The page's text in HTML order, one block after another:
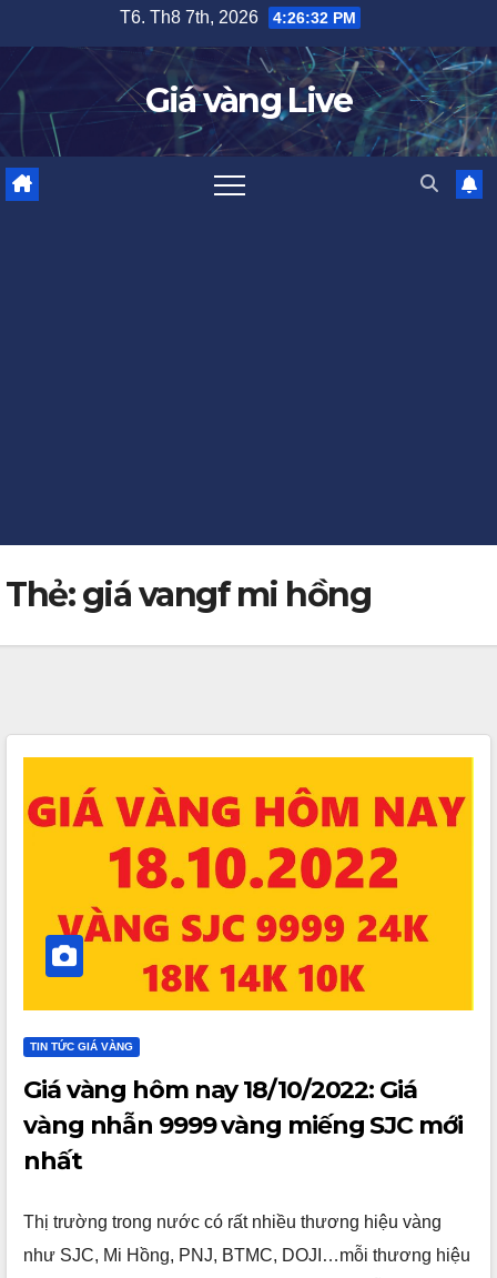
content
T6. Th8 7th, 2026 4:26:33 PM
Giá vàng Live
Thẻ:giá vangf mi hồng
TIN TỨC GIÁ VÀNG
Giá vàng hôm nay 18/10/2022: Giá
vàng nhẫn 9999 vàng miếng SJC mới
nhất
Thị trường trong nước có rất nhiều thương hiệu vàng
như SJC, Mi Hồng, PNJ, BTMC, DOJI…mỗi thương hiệu